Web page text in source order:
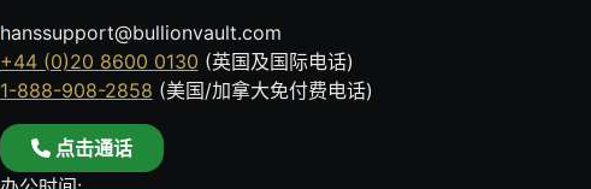
hanssupport@bullionvault.com
+44 (0)20 8600 0130 (英国及国际电话)
1-888-908-2858 (美国/加拿大免付费电话)
点击通话